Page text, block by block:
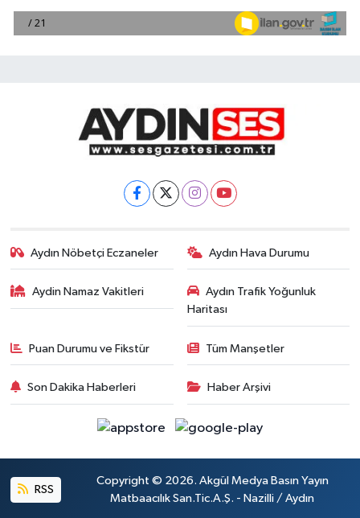
Aydın Nöbetçi Eczaneler Aydın Hava Durumu
Aydin Namaz Vakitleri
Aydın Trafik Yoğunluk
Haritası
Puan Durumu ve Fikstür Tüm Manşetler
Son Dakika Haberleri Haber Arşivi
RSS
Copyright © 2026. Akgül Medya Basın Yayın
Matbaacılık San.Tic.A.Ş. - Nazilli / Aydın